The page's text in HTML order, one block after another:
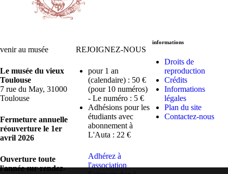
venir au musée
Le musée du vieux
Toulouse
7 rue du May, 31000
Toulouse
Fermeture annuelle
réouverture le 1er
avril 2026
Ouverture toute
l'année sur rendez-
REJOIGNEZ-NOUS
pour 1 an
(calendaire) : 50 €
(pour 10 numéros)
- Le numéro : 5 €
Adhésions pour les
étudiants avec
abonnement à
L'Auta : 22 €
Adhérez à
l'association
informations
Droits de
reproduction
Crédits
Informations
légales
Plan du site
Contactez-nous